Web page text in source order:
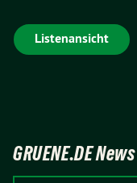
Listenansicht
GRUENE.DE News